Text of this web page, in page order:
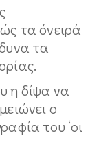
τα όνειρά
τα
η δίψα να
ο
του ‘οι